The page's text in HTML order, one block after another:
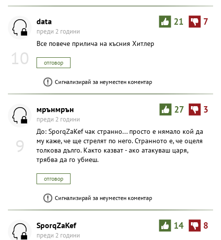
10
21 7
data
преди 2 години
Все повече прилича на късния Хитлер
отговор
Сигнализирай за неуместен коментар
9
27 3
мрънмрън
преди 2 години
До: SporqZaKef чак странно... просто е нямало кой да
му каже, че ще стрелят по него. Странното е, че оцеля
толкова дълго. Както казват - ако атакуваш царя,
трябва да го убиеш.
отговор
Сигнализирай за неуместен коментар
14 8
SporqZaKef
преди 2 години